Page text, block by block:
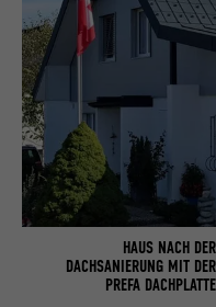
HAUS NACH DER
DACHSANIERUNG MIT DER
PREFA DACHPLATTE
Laufzeit 2 Jahre
Zweck
bscookie
LinkedIn